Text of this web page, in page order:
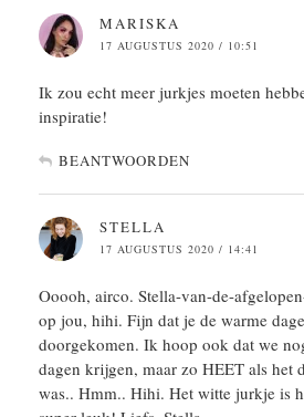
MARISKA
17 AUGUSTUS 2020 / 10:51
Ik zou echt meer jurkjes moeten
inspiratie!
BEANTWOORDEN
STELLA
17 AUGUSTUS 2020 / 14:41
Ooooh, airco. Stella-van-de-
op jou, hihi. Fijn dat je de warme
doorgekomen. Ik hoop ook dat we
dagen krijgen, maar zo HEET als het
was.. Hmm.. Hihi. Het witte jurkje is